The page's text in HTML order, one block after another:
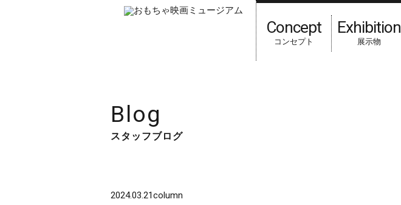
Concept
コンセプト
Exhibition
展示物
Blog
スタッフブログ
2024.03.21column